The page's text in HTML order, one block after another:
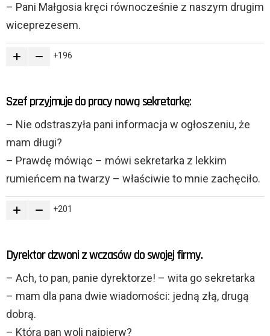
– Pani Małgosia kręci równocześnie z naszym drugim
wiceprezesem.
196
Szef przyjmuje do pracy nową sekretarkę:
– Nie odstraszyła pani informacja w ogłoszeniu, że
mam długi?
– Prawdę mówiąc – mówi sekretarka z lekkim
rumieńcem na twarzy – właściwie to mnie zachęciło.
201
Dyrektor dzwoni z wczasów do swojej firmy.
– Ach, to pan, panie dyrektorze! – wita go sekretarka
– mam dla pana dwie wiadomości: jedną złą, drugą
dobrą.
– Którą pan woli najpierw?